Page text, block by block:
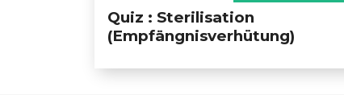
Quiz : Sterilisation
(Empfängnisverhütung)